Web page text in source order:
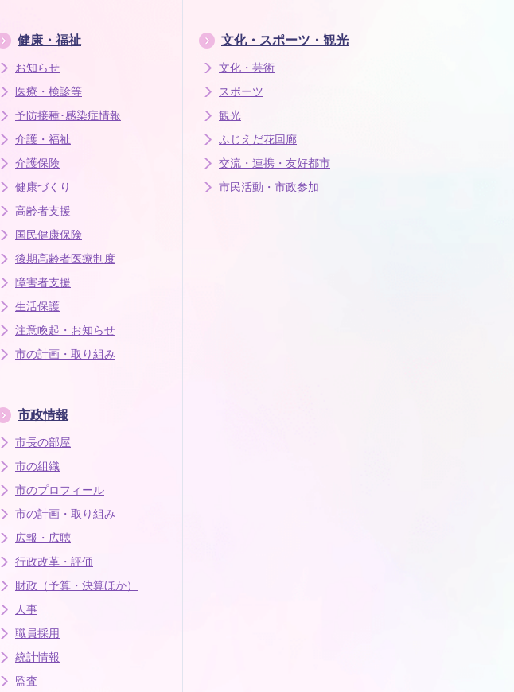
健康・福祉
お知らせ
医療・検診等
予防接種･感染症情報
介護・福祉
介護保険
健康づくり
高齢者支援
国民健康保険
後期高齢者医療制度
障害者支援
生活保護
注意喚起・お知らせ
市の計画・取り組み
文化・スポーツ・観光
文化・芸術
スポーツ
観光
ふじえだ花回廊
交流・連携・友好都市
市民活動・市政参加
市政情報
市長の部屋
市の組織
市のプロフィール
市の計画・取り組み
広報・広聴
行政改革・評価
財政（予算・決算ほか）
人事
職員採用
統計情報
監査